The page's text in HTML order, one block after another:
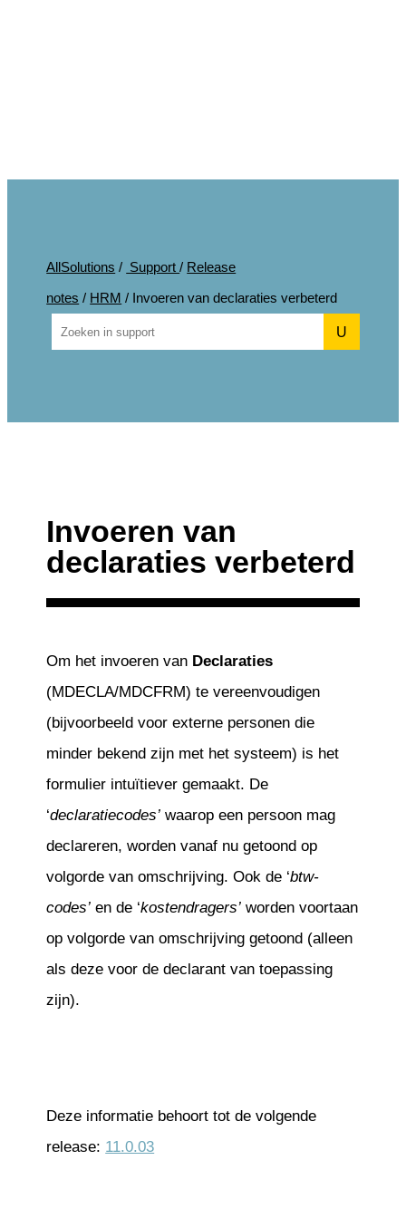
AllSolutions / Support/ Release
notes / HRM / Invoeren van declaraties verbeterd
U
Invoeren van
declaraties verbeterd
Om het invoeren van Declaraties
(MDECLA/MDCFRM) te vereenvoudigen
(bijvoorbeeld voor externe personen die
minder bekend zijn met het systeem) is het
formulier intuïtiever gemaakt. De
‘declaratiecodes’ waarop een persoon mag
declareren, worden vanaf nu getoond op
volgorde van omschrijving. Ook de ‘btw-
codes’ en de ‘kostendragers’ worden voortaan
op volgorde van omschrijving getoond (alleen
als deze voor de declarant van toepassing
zijn).
Deze informatie behoort tot de volgende
release: 11.0.03